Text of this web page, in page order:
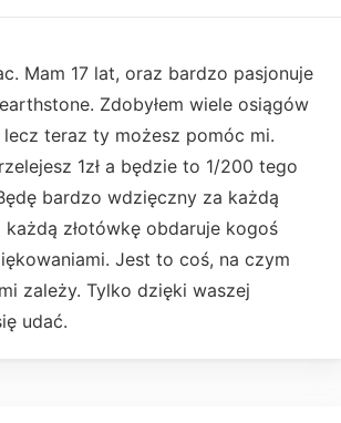
Mam 17 lat, oraz bardzo pasjonuje
Zdobyłem wiele osiągów
teraz ty możesz pomóc mi.
1zł a będzie to 1/200 tego
bardzo wdzięczny za każdą
każdą złotówkę obdaruje kogoś
Jest to coś, na czym
zależy. Tylko dzięki waszej
udać.